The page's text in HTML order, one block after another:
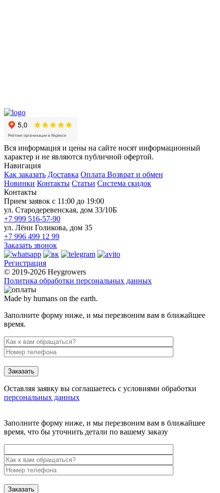
Вся информация и цены на сайте носят информационный
характер и не являются публичной офертой.
Навигация
Как заказать Доставка Оплата Возврат и обмен
Новинки Контакты Статьи Система скидок
Контакты
Прием заявок с 11:00 до 19:00
ул. Стародеревенская, дом 33/10Б
+7 999 516-57-90
ул. Лёни Голикова, дом 35
+7 996 499 12 99
Заказать звонок
Регистрация
© 2019-2026 Heygrowers
Политика обработки персональных данных
Made by humans on the earth.
Заполните форму ниже, и мы перезвоним вам в ближайшее
время.
Заказать
Оставляя заявку вы соглашаетесь с условиями обработки
персональных данных
Заполните форму ниже, и мы перезвоним вам в ближайшее
время, что бы уточнить детали по вашему заказу
Заказать